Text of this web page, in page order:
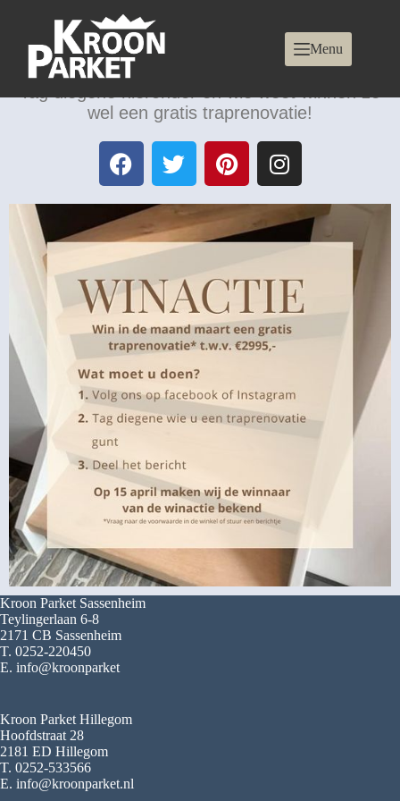
Menu
! Win een gratis traprenovatie in maart !
Kent u iemand die net verhuisd is of al een
lange tijd de trap wilt opknappen?
wel een gratis traprenovatie!
Kroon Parket Sassenheim
Teylingerlaan 6-8
2171 CB Sassenheim
T. 0252-220450
E. info@kroonparket
Kroon Parket Hillegom
Hoofdstraat 28
2181 ED Hillegom
T. 0252-533566
E. info@kroonparket.nl